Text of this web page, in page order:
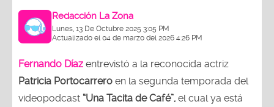
Redacción La Zona
Lunes, 13 De Octubre 2025 3:05 PM
Actualizado el 04 de marzo del 2026 4:26 PM
Fernando Díaz entrevistó a la reconocida actriz
Patricia Portocarrero en la segunda temporada del
videopodcast “Una Tacita de Café”, el cual ya está